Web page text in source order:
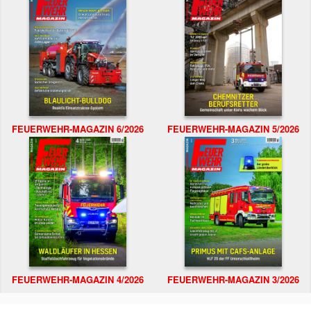
FEUERWEHR-MAGAZIN 6/2026 FEUERWEHR-MAGAZIN 5/2026
FEUERWEHR-MAGAZIN 4/2026 FEUERWEHR-MAGAZIN 3/2026